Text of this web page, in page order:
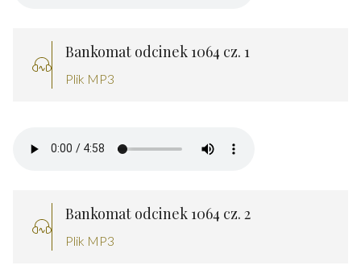
Bankomat odcinek 1064 cz. 1
Plik MP3
Bankomat odcinek 1064 cz. 2
Plik MP3